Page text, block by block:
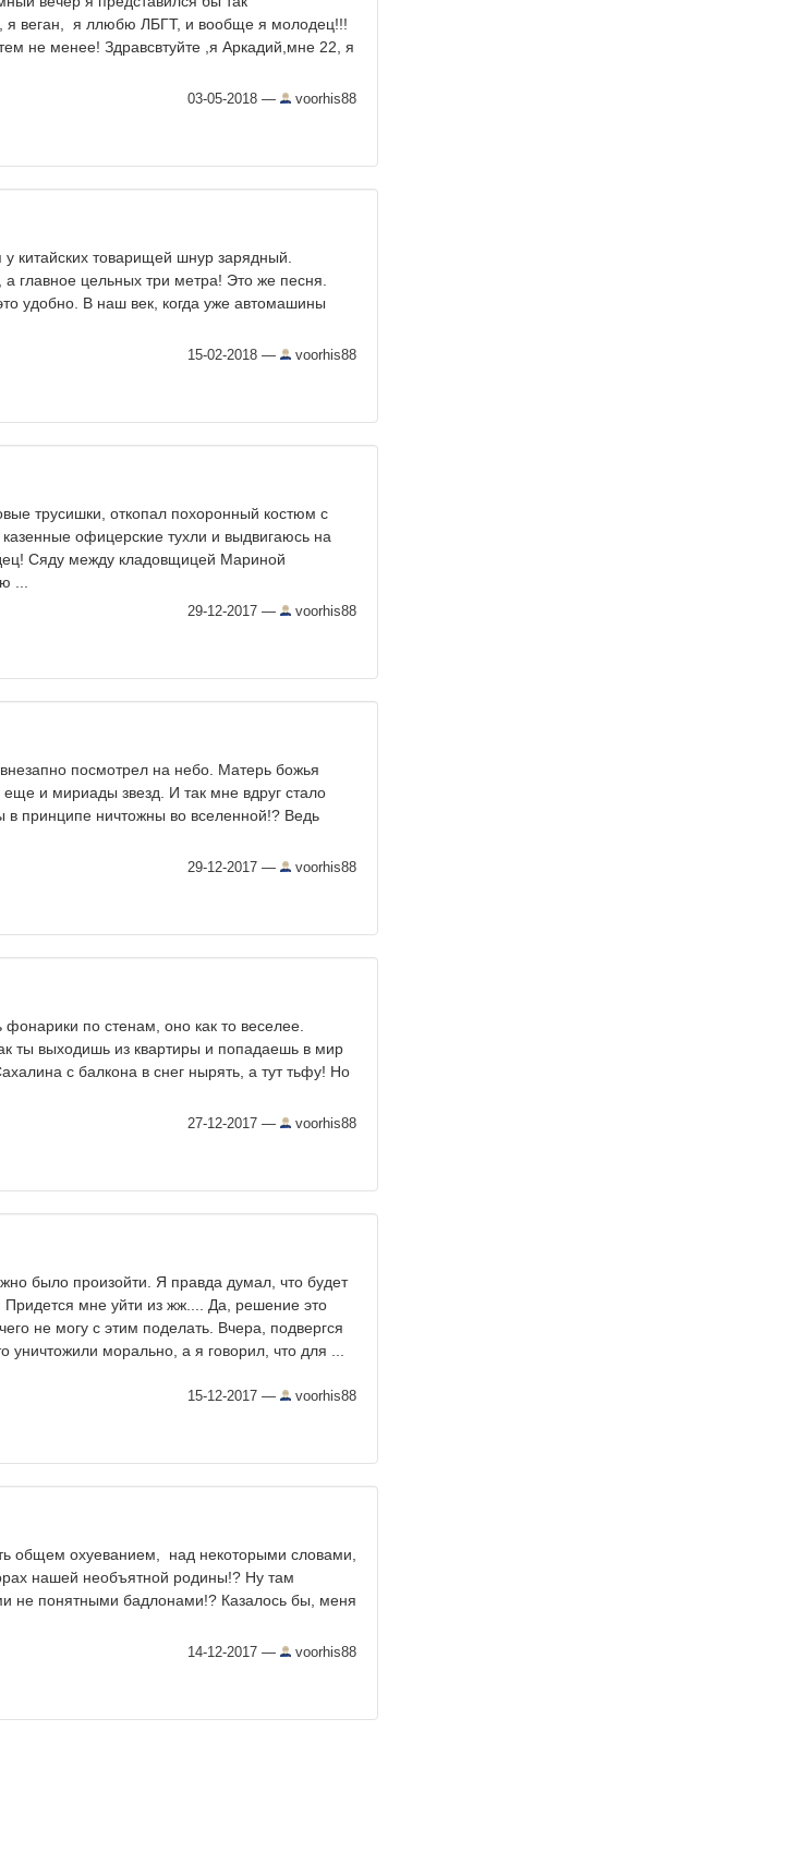
я веган, я ллюбю ЛБГТ, и вообще я молодец!!!
не менее! Здравсвтуйте ,я Аркадий,мне 22, я
03-05-2018 — voorhis88
у китайских товарищей шнур зарядный.
главное цельных три метра! Это же песня.
удобно. В наш век, когда уже автомашины
15-02-2018 — voorhis88
трусишки, откопал похоронный костюм с
офицерские тухли и выдвигаюсь на
Сяду между кладовщицей Мариной
...
29-12-2017 — voorhis88
посмотрел на небо. Матерь божья
и мириады звезд. И так мне вдруг стало
принципе ничтожны во вселенной!? Ведь
29-12-2017 — voorhis88
фонарики по стенам, оно как то веселее.
ты выходишь из квартиры и попадаешь в мир
с балкона в снег нырять, а тут тьфу! Но
27-12-2017 — voorhis88
было произойти. Я правда думал, что будет
мне уйти из жж.... Да, решение это
не могу с этим поделать. Вчера, подвергся
уничтожили морально, а я говорил, что для ...
15-12-2017 — voorhis88
общем охуеванием, над некоторыми словами,
нашей необъятной родины!? Ну там
не понятными бадлонами!? Казалось бы, меня
14-12-2017 — voorhis88